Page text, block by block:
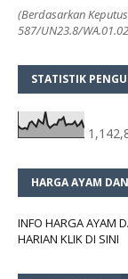
(Berdasarkan
587/UN23.8/
STATISTIK
HARGA AYAM
INFO HARGA AYAM
HARIAN KLIK DI SINI